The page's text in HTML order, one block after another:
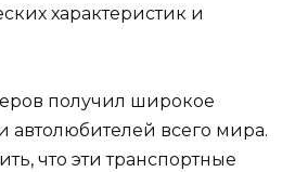
характеристик и
получил широкое
автолюбителей всего мира.
что эти транспортные